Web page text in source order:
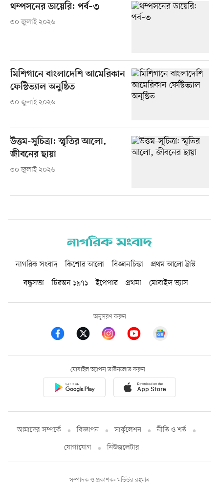
থম্পসনের ডায়েরি: পর্ব–৩
৩০ জুলাই ২০২৬
মিশিগানে বাংলাদেশি আমেরিকান
ফেস্টিভ্যাল অনুষ্ঠিত
৩০ জুলাই ২০২৬
উত্তম-সুচিত্রা: স্মৃতির আলো,
জীবনের ছায়া
৩০ জুলাই ২০২৬
নাগরিক সংবাদ কিশোর আলো বিজ্ঞানচিন্তা
প্রথম আলো ট্রাস্ট
বন্ধুসভা
চিরন্তন ১৯৭১ ইপেপার প্রথমা মোবাইল ভ্যাস
অনুসরণ করুন
মোবাইল অ্যাপস ডাউনলোড করুন
আমাদের সম্পর্কে বিজ্ঞাপন সার্কুলেশন
নীতি ও শর্ত
যোগাযোগ
নিউজলেটার
সম্পাদক ও প্রকাশক: মতিউর রহমান